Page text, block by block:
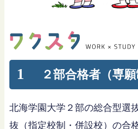
1 ２部合格者（専
北海学園大学２部の総合型選
抜（指定校制・併設校）の合